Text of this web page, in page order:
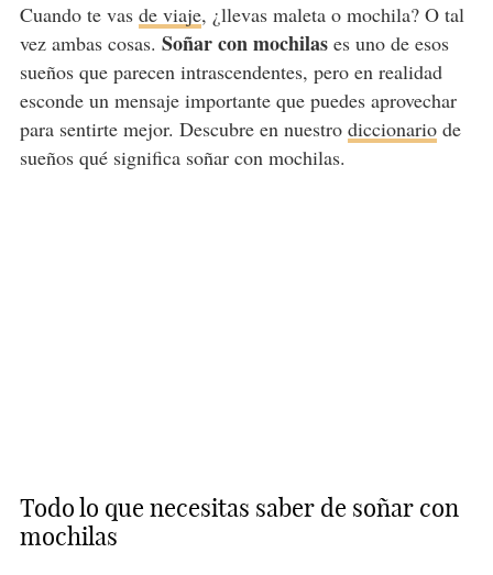
Cuando te vas de viaje, ¿llevas maleta o mochila? O tal
vez ambas cosas. Soñar con mochilases uno de esos
sueños que parecen intrascendentes, pero en realidad
esconde un mensaje importante que puedes aprovechar
para sentirte mejor. Descubre en nuestro diccionariode
sueños qué significa soñar con mochilas.
Todo lo que necesitas saber de soñar con
mochilas